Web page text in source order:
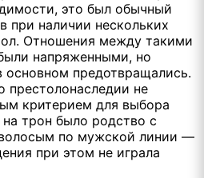
это был обычный
при наличии нескольких
Отношения между такими
напряженными, но
предотвращались.
престолонаследии не
критерием для выбора
трон было родство с
по мужской линии —
при этом не играла